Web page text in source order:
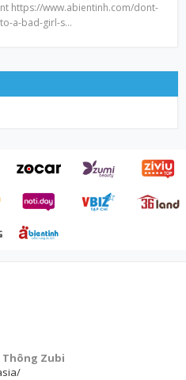
https://www.abientinh.com/dont-
a-bad-girl-s…
Thông Zubi